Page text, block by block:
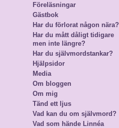
Föreläsningar
Gästbok
Har du förlorat någon nära?
Har du mått dåligt tidigare
men inte längre?
Har du självmordstankar?
Hjälpsidor
Media
Om bloggen
Om mig
Tänd ett ljus
Vad kan du om självmord?
Vad som hände Linnéa